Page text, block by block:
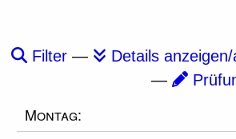
Filter— Details
—
Montag: